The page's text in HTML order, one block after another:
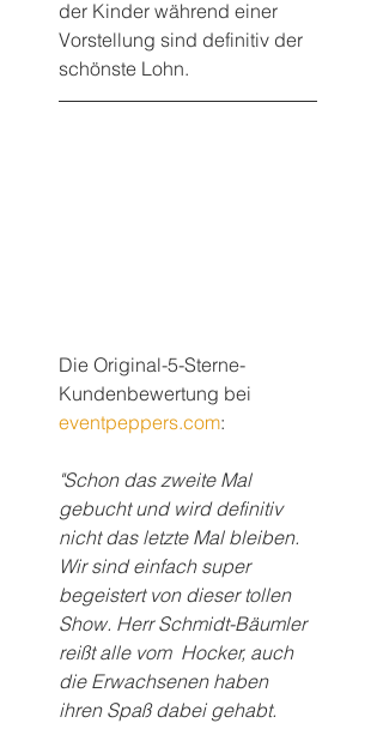
der Kinder während einer
Vorstellung sind definitiv der
schönste Lohn.
Die Original-5-Sterne-
Kundenbewertung bei
eventpeppers.com:
"Schon das zweite Mal
gebucht und wird definitiv
nicht das letzte Mal bleiben.
Wir sind einfach super
begeistert von dieser tollen
Show. Herr Schmidt-Bäumler
reißt alle vom  Hocker, auch
die Erwachsenen haben
ihren Spaß dabei gehabt.